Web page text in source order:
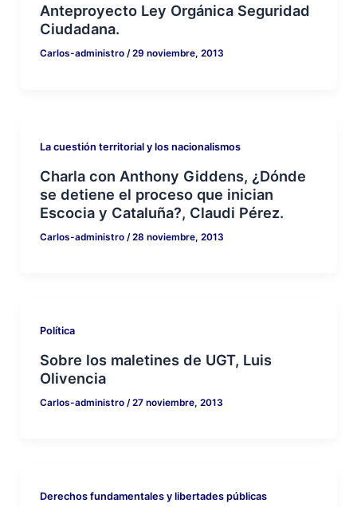
Anteproyecto Ley Orgánica Seguridad
Ciudadana.
Carlos-administro /29 noviembre, 2013
La cuestión territorial y los nacionalismos
Charla con Anthony Giddens, ¿Dónde
se detiene el proceso que inician
Escocia y Cataluña?, Claudi Pérez.
Carlos-administro /28 noviembre, 2013
Política
Sobre los maletines de UGT, Luis
Olivencia
Carlos-administro /27 noviembre, 2013
Derechos fundamentales y libertades públicas